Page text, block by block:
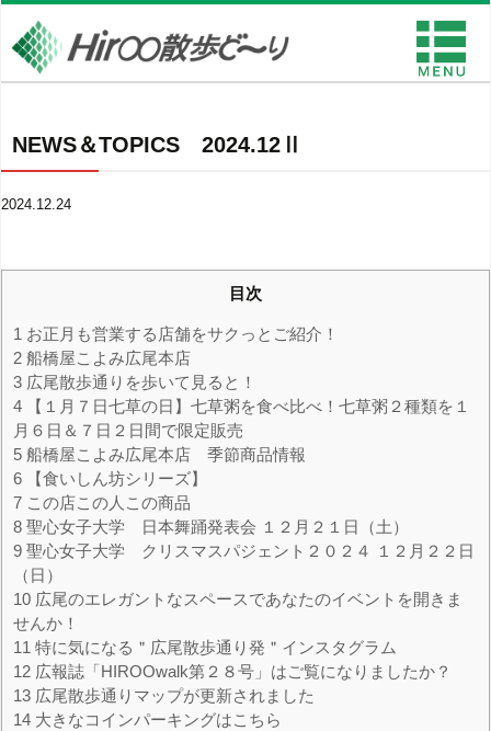
NEWS＆TOPICS 2024.12Ⅱ
2024.12.24
目次
1 お正月も営業する店舗をサクっとご紹介！
2 船橋屋こよみ広尾本店
3 広尾散歩通りを歩いて見ると！
4 【１月７日七草の日】七草粥を食べ比べ！七草粥２種類を１
月６日＆７日２日間で限定販売
5 船橋屋こよみ広尾本店 季節商品情報
6 【食いしん坊シリーズ】
7 この店この人この商品
8 聖心女子大学 日本舞踊発表会 １２月２１日（土）
9 聖心女子大学 クリスマスパジェント２０２４ １２月２２日
（日）
10 広尾のエレガントなスペースであなたのイベントを開きま
せんか！
11 特に気になる＂広尾散歩通り発＂インスタグラム
12 広報誌「HIROOwalk第２８号」はご覧になりましたか？
13 広尾散歩通りマップが更新されました
14 大きなコインパーキングはこちら